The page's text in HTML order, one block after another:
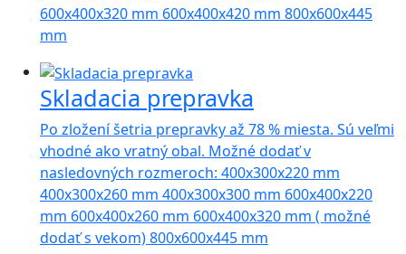
600x400x320 mm 600x400x420 mm 800x600x445
mm
Skladacia prepravka
Po zložení šetria prepravky až 78 % miesta. Sú veľmi
vhodné ako vratný obal. Možné dodať v
nasledovných rozmeroch: 400x300x220 mm
400x300x260 mm 400x300x300 mm 600x400x220
mm 600x400x260 mm 600x400x320 mm ( možné
dodať s vekom) 800x600x445 mm